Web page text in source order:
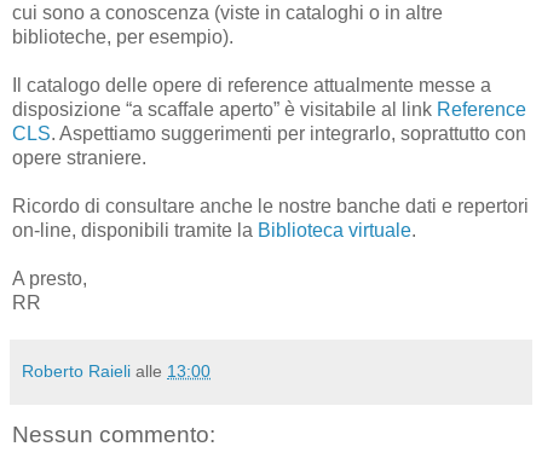
cui sono a conoscenza (viste in cataloghi o in altre
biblioteche, per esempio).
Il catalogo delle opere di reference attualmente messe a
disposizione “a scaffale aperto” è visitabile al link Reference
CLS. Aspettiamo suggerimenti per integrarlo, soprattutto con
opere straniere.
Ricordo di consultare anche le nostre banche dati e repertori
on-line, disponibili tramite la Biblioteca virtuale.
A presto,
RR
Roberto Raieli alle 13:00
Nessun commento: